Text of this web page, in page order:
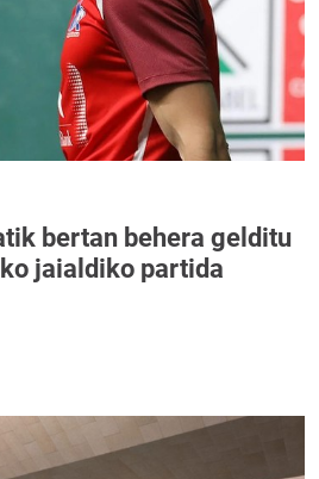
bertan behera gelditu
jaialdiko partida